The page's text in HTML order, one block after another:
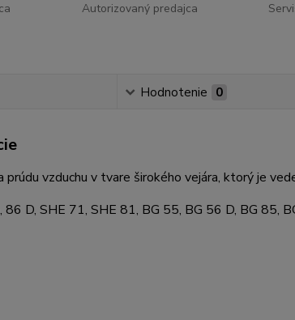
Autorizovaný predajca
Hodnotenie 0
vzduchu v tvare širokého vejára, ktorý je
D, SHE 71, SHE 81, BG 55, BG 56 D, BG 85,